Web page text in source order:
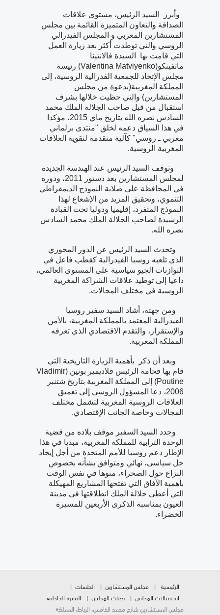
وأبرز السيد الرئيس، مستوى علاقات
الصداقة والتعاون المتميزة القائمة بين مجلس
المستشارين المغربي و المجلس الفيدرالي
الروسي والتي توطدت أكثر بعد زيارة العمل
التي قامت بها السيدة فالانتينا
ماتفينكو(Valentina Matviyenko) رئيسة
مجلس الإتحاد للجمعية الفدرالية الروسية، إلى
المملكة المغربية(بدعوة من مجلس
المستشارين) والتي حظيت خلالها بشرف
استقبال من قبل صاحب الجلالة الملك محمد
السادس نصره الله بتاريخ ماي 2015، مؤكدا
في هذا السياق دعمه لخلق "منتدى برلماني
مغربي ـ روسي" كآلية متقدمة لتقوية العلاقات
المغربية الروسية.
وتوقف السيد الرئيس عند الهندسة الجديدة
لمجلس المستشارين بعد دستور 2011، ودوره
في المحافظة على صلابة النموذج الديمقراطي
التنموي، وتحقيق المزيد من الإشعاع لهذا
النموذج المتفرد، إقليميا ودوليا تحت القيادة
الرشيدة لصاحب الجلالة الملك محمد السادس
نصره الله.
وتحدث السيد الرئيس عن الدور المحوري
الذي تلعبه روسيا الفيدرالية كقطب فاعل في
التوازنات الجيو سياسية على المستوى العالمي،
داعيا إلى توطيد علاقات الشراكة المغربية
الروسية في مختلف المجالات.
ومن جهته، أشاد السيد سفير روسيا
الفيدرالية المعتمد بالمملكة المغربية، بالأمن
والإستقرار، والتقدم الاقتصادي الذي تعرفه
المملكة المغربية.
وبعد أن ذكر بأهمية الزيارة التاريخية التي
قام بها فخامة الرئيس فلاديمير بوتين (Vladimir
Poutine) إلى المملكة المغربية بتاريخ شتنبر
2006، دعا المسؤول الروسي إلى تعميق
العلاقات الروسية المغربية لتشمل مختلف
المجالات وخاصة الجانب الإقتصادي.
وجدد السيد السفير موقف بلاده من قضية
الوحدة الترابية للمملكة المغربية، مبديا في هذا
الإطار دعم روسيا للأمم المتحدة من أجل إيجاد
حل سياسي، نهائي ومتوافق بشأنه بخصوص
النزاع حول الصحراء، منوها في نفس الوقت
بأهمية الآفاق التي تفتحها المشاريع المهيكلة
التي أعطى جلالة الملك انطلاقتها في مدينة
العيون بمناسبة الذكرى الأربعين للمسيرة
الخضراء.
الرئيسية مجلس المستشارين
الجلسات
استقبالات المجلس
بعثات المجلس
النشرة الداخلية
مجلس المستشارين شارع محمد الخامس، الرباط، المملكة